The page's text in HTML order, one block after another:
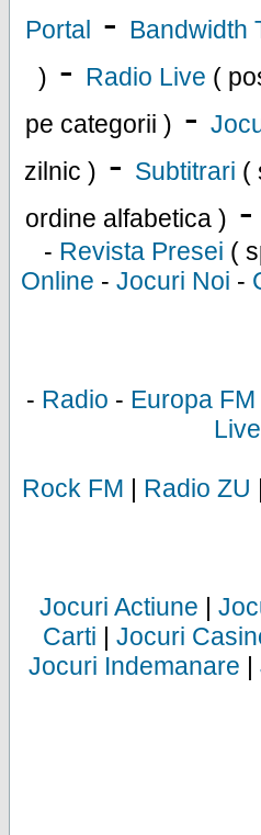
Portal - Bandwidth
) - Radio Live (
pe categorii ) -
zilnic ) - Subtitrari (
ordine alfabetica ) -
- Revista Presei (
Online - Jocuri Noi -
- Radio - Europa
Live
Rock FM | Radio ZU |
Jocuri Actiune |
Carti | Jocuri
Jocuri Indemanare |